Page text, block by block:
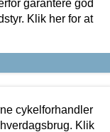
garantere god
Klik her for at
cykelforhandler
Klik